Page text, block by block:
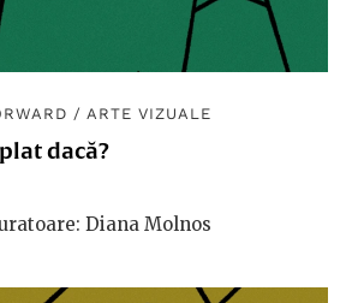
/ ARTE VIZUALE
dacă?
Diana Molnos